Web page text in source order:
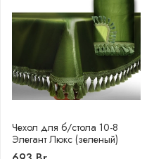
Чехол для б/стола 10-8
Элегант Люкс (зеленый)